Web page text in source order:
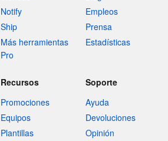
Notify
Ship
Más herramientas
Pro
Empleos
Prensa
Estadísticas
Recursos
Promociones
Equipos
Plantillas
Soporte
Ayuda
Devoluciones
Opinión